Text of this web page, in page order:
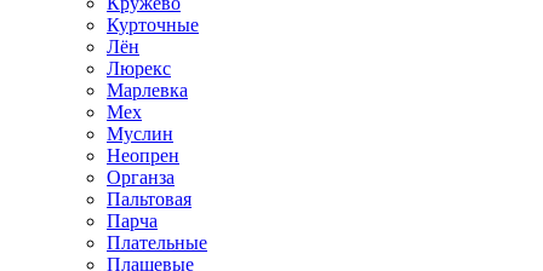
Курточные
Лён
Люрекс
Марлевка
Мех
Муслин
Неопрен
Органза
Пальтовая
Парча
Плательные
Плащевые